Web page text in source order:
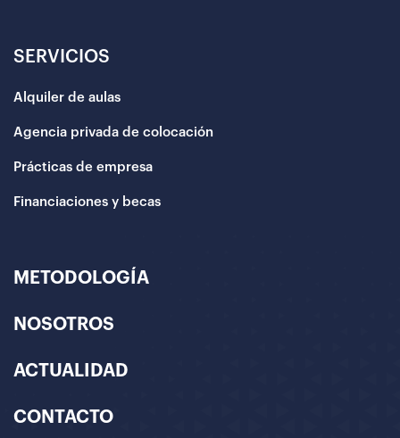
SERVICIOS
Alquiler de aulas
Agencia privada de colocación
Prácticas de empresa
Financiaciones y becas
METODOLOGÍA
NOSOTROS
ACTUALIDAD
CONTACTO